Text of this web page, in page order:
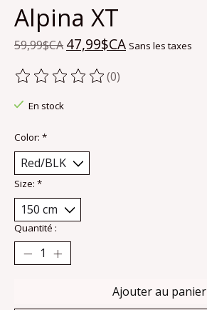
Alpina XT
59,99$CA 47,99$CA Sans les taxes
Ce produit est évalué à
(0)
En stock
Color: *
Size: *
Quantité :
Ajouter au panier